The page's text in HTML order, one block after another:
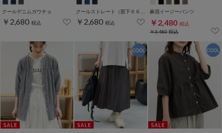
クールデニムガウチョ
￥2,680 税込
クールストレート（股下６６ｃｍ）
￥2,680 税込
麻混イージーパンツ
￥2,480 税込
￥3,480税込